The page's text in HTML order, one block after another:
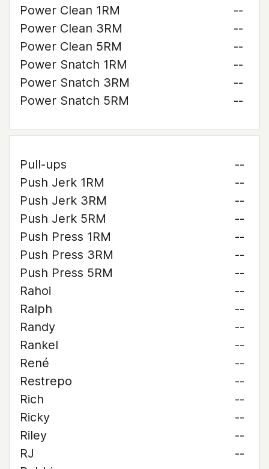
Power Clean 1RM
--
Power Clean 3RM
--
Power Clean 5RM
--
Power Snatch 1RM
--
Power Snatch 3RM
--
Power Snatch 5RM
--
Pull-ups
--
Push Jerk 1RM
--
Push Jerk 3RM
--
Push Jerk 5RM
--
Push Press 1RM
--
Push Press 3RM
--
Push Press 5RM
--
Rahoi
--
Ralph
--
Randy
--
Rankel
--
René
--
Restrepo
--
Rich
--
Ricky
--
Riley
--
RJ
--